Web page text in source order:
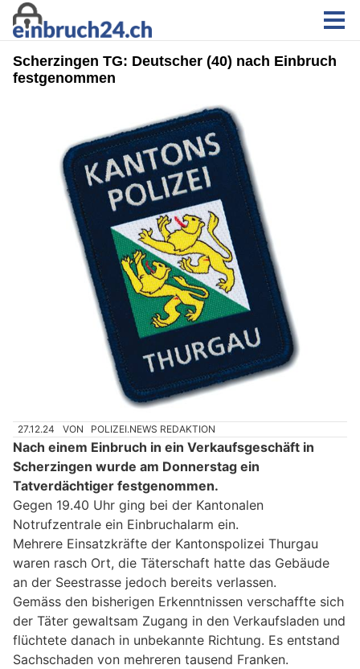
Scherzingen TG: Deutscher (40) nach Einbruch
festgenommen
27.12.24 VON POLIZEI.NEWS REDAKTION
Nach einem Einbruch in ein Verkaufsgeschäft in
Scherzingen wurde am Donnerstag ein
Tatverdächtiger festgenommen.
Gegen 19.40 Uhr ging bei der Kantonalen
Notrufzentrale ein Einbruchalarm ein.
Mehrere Einsatzkräfte der Kantonspolizei Thurgau
waren rasch Ort, die Täterschaft hatte das Gebäude
an der Seestrasse jedoch bereits verlassen.
Gemäss den bisherigen Erkenntnissen verschaffte sich
der Täter gewaltsam Zugang in den Verkaufsladen und
flüchtete danach in unbekannte Richtung. Es entstand
Sachschaden von mehreren tausend Franken.